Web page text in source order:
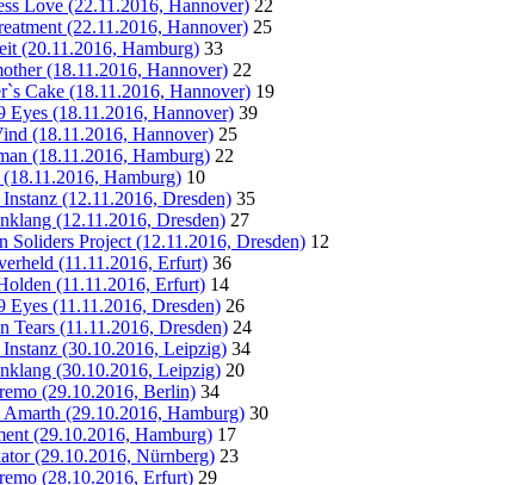
Love (22.11.2016, Hannover) 22
(22.11.2016, Hannover) 25
(20.11.2016, Hamburg) 33
(18.11.2016, Hannover) 22
Cake (18.11.2016, Hannover) 19
Eyes (18.11.2016, Hannover) 39
(18.11.2016, Hannover) 25
(18.11.2016, Hamburg) 22
Hamburg) 10
(12.11.2016, Dresden) 35
(12.11.2016, Dresden) 27
Soliders Project (12.11.2016, Dresden) 12
(11.11.2016, Erfurt) 36
(11.11.2016, Erfurt) 14
Eyes (11.11.2016, Dresden) 26
Tears (11.11.2016, Dresden) 24
(30.10.2016, Leipzig) 34
(30.10.2016, Leipzig) 20
(29.10.2016, Berlin) 34
(29.10.2016, Hamburg) 30
(29.10.2016, Hamburg) 17
(29.10.2016, Nürnberg) 23
(28.10.2016, Erfurt) 29